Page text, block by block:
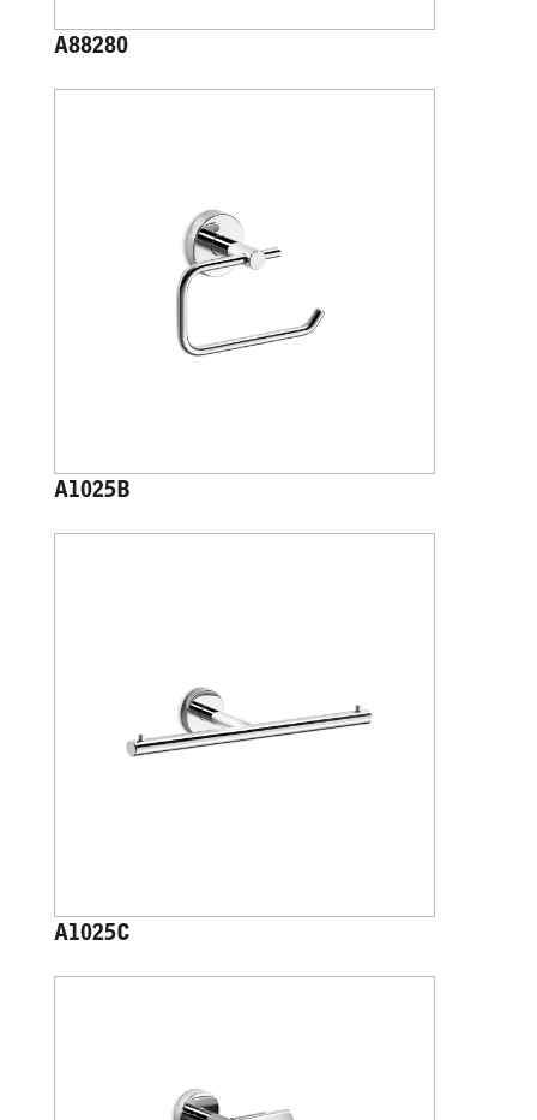
A88280
A1025B
A1025C